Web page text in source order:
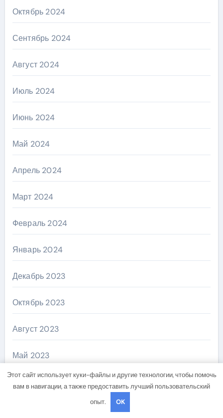
Октябрь 2024
Сентябрь 2024
Август 2024
Июль 2024
Июнь 2024
Май 2024
Апрель 2024
Март 2024
Февраль 2024
Январь 2024
Декабрь 2023
Октябрь 2023
Август 2023
Май 2023
Этот сайт использует куки-файлы и другие технологии, чтобы помочь
вам в навигации, а также предоставить лучший пользовательский
опыт.
OK